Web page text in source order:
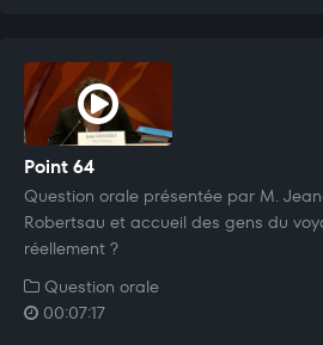
Point 64
Question orale présentée par M.
Robertsau et accueil des gens du
réellement ?
Question orale
00:07:17